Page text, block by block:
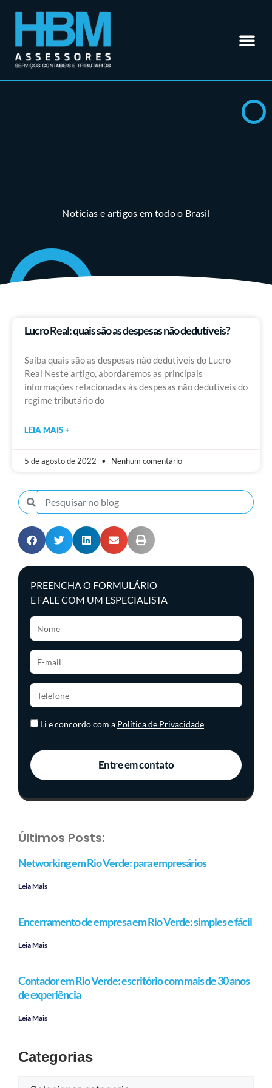
Notícias e artigos em todo o Brasil
Lucro Real: quais são as despesas não dedutíveis?
Saiba quais são as despesas não dedutíveis do Lucro
Real Neste artigo, abordaremos as principais
informações relacionadas às despesas não dedutíveis do
regime tributário do
LEIA MAIS +
5 de agosto de 2022 Nenhum comentário
PREENCHA O FORMULÁRIO
E FALE COM UM ESPECIALISTA
Li e concordo com a Política de Privacidade
Entre em contato
Últimos Posts:
Networking em Rio Verde: para empresários
Leia Mais
Encerramento de empresa em Rio Verde: simples e fácil
Leia Mais
Contador em Rio Verde: escritório com mais de 30 anos
de experiência
Leia Mais
Categorias